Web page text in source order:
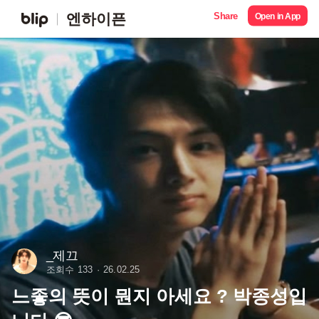
엔하이픈 Share Open in App
_제끄
조회수 133 26.02.25
느좋의 뜻이 뭔지 아세요 ? 박종성입